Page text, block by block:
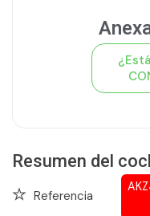
Resumen del
Referencia